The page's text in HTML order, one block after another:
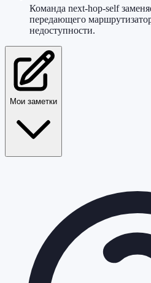
Команда next-hop-self
передающего
недоступности.
Мои заметки